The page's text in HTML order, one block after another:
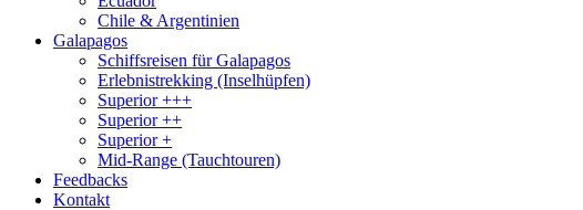
Chile & Argentinien
Galapagos
Schiffsreisen für Galapagos
Erlebnistrekking (Inselhüpfen)
Superior +++
Superior ++
Superior +
Mid-Range (Tauchtouren)
Feedbacks
Kontakt